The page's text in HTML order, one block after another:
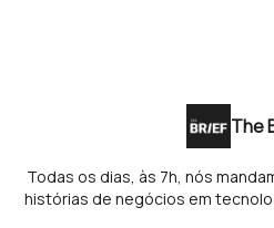
The
Todas os dias, às 7h, nós
histórias de negócios em